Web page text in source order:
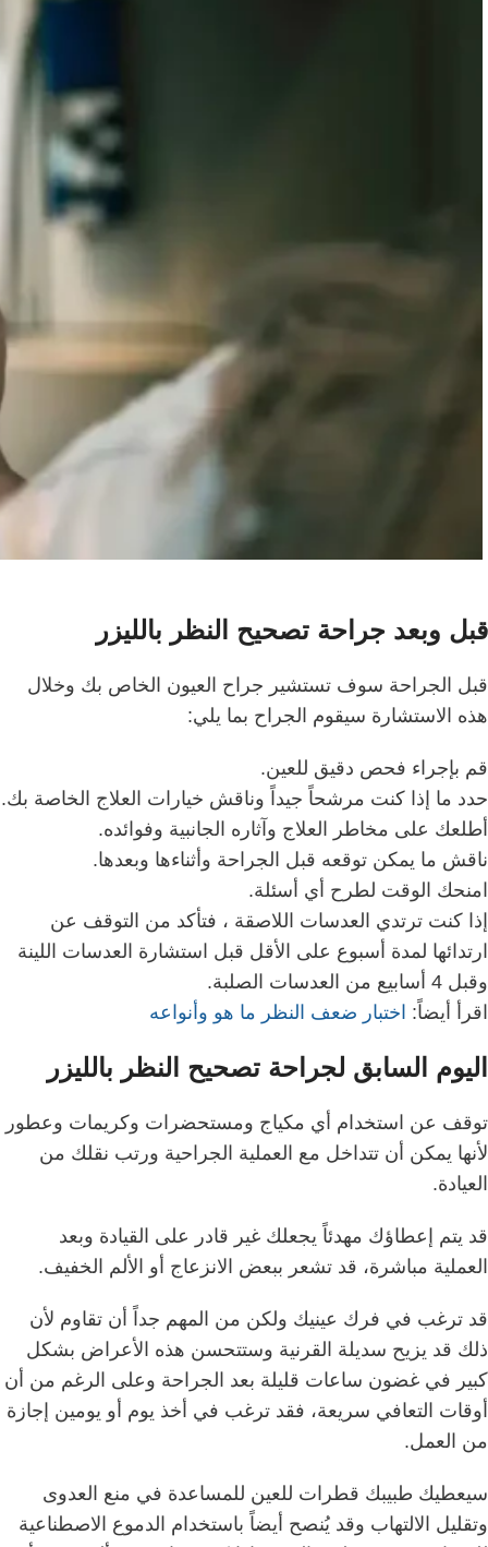
قبل وبعد جراحة تصحيح النظر بالليزر
قبل الجراحة سوف تستشير جراح العيون الخاص بك وخلال
هذه الاستشارة سيقوم الجراح بما يلي:
قم بإجراء فحص دقيق للعين.
حدد ما إذا كنت مرشحاً جيداً وناقش خيارات العلاج الخاصة بك.
أطلعك على مخاطر العلاج وآثاره الجانبية وفوائده.
ناقش ما يمكن توقعه قبل الجراحة وأثناءها وبعدها.
امنحك الوقت لطرح أي أسئلة.
إذا كنت ترتدي العدسات اللاصقة ، فتأكد من التوقف عن
ارتدائها لمدة أسبوع على الأقل قبل استشارة العدسات اللينة
وقبل 4 أسابيع من العدسات الصلبة.
اقرأ أيضاً: اختبار ضعف النظر ما هو وأنواعه
اليوم السابق لجراحة تصحيح النظر بالليزر
توقف عن استخدام أي مكياج ومستحضرات وكريمات وعطور
لأنها يمكن أن تتداخل مع العملية الجراحية ورتب نقلك من
العيادة.
قد يتم إعطاؤك مهدئاً يجعلك غير قادر على القيادة وبعد
العملية مباشرة، قد تشعر ببعض الانزعاج أو الألم الخفيف.
قد ترغب في فرك عينيك ولكن من المهم جداً أن تقاوم لأن
ذلك قد يزيح سديلة القرنية وستتحسن هذه الأعراض بشكل
كبير في غضون ساعات قليلة بعد الجراحة وعلى الرغم من أن
أوقات التعافي سريعة، فقد ترغب في أخذ يوم أو يومين إجازة
من العمل.
سيعطيك طبيبك قطرات للعين للمساعدة في منع العدوى
وتقليل الالتهاب وقد يُنصح أيضاً باستخدام الدموع الاصطناعية